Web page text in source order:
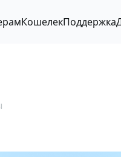
КошелекПоддержка